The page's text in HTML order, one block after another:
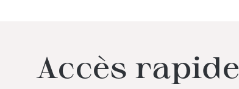
Accès rapide